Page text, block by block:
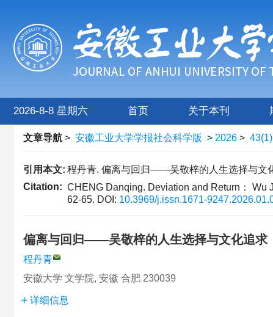
2026-8-8 星期六 首页 关于本刊
文章导航 > 安徽工业大学学报社会科学版 > 2026 > 43(1)
引用本文: 程丹青. 偏离与回归——吴敬梓的人生选择与文
Citation: CHENG Danqing. Deviation and Return： Wu
62-65. DOI: 10.3969/j.issn.1671-
偏离与回归——吴敬梓的人生选择与文化追求
程丹青
安徽大学 文学院, 安徽 合肥 230039
详细信息